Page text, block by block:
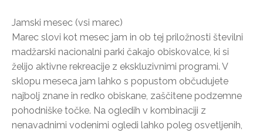
Jamski mesec (vsi marec)
Marec slovi kot mesec jam in ob tej priložnosti številni
madžarski nacionalni parki čakajo obiskovalce, ki si
želijo aktivne rekreacije z ekskluzivnimi programi. V
sklopu meseca jam lahko s popustom občudujete
najbolj znane in redko obiskane, zaščitene podzemne
pohodniške točke. Na ogledih v kombinaciji z
nenavadnimi vodenimi ogledi lahko poleg osvetljenih,